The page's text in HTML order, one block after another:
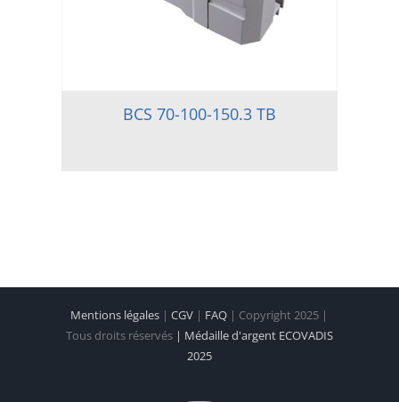
BCS 70-100-150.3 TB
Mentions légales |CGV | FAQ | Copyright 2025 |
Tous droits réservés | Médaille d'argent ECOVADIS
2025